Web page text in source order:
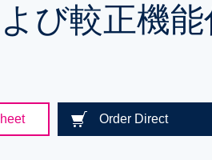
び較正機
Order Direct